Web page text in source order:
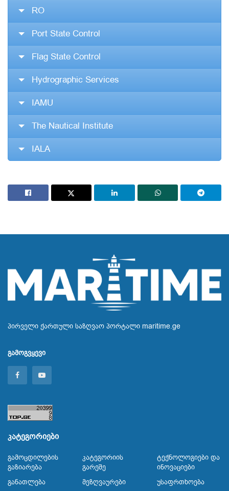
RO
Port State Control
Flag State Control
Hydrographic Services
IAMU
The Nautical Institute
IALA
პირველი ქართული საზღვაო პორტალი maritime.ge
გამოგვყევი
კატეგორიები
Გამოცდილების
Გაზიარება
Განათლება
Კატეგორიის
Გარეშე
Მეზღვაურები
Ტექნოლოგიები Და
Ინოვაციები
Უსაფრთხოება